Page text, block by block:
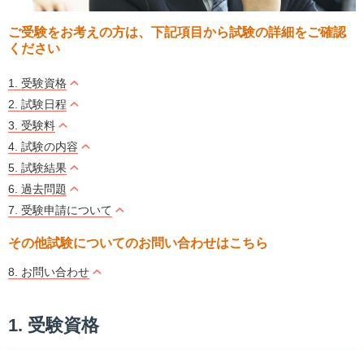
ご受験をお考えの方は、下記項目から試験の詳細をご確認
ください
1. 受験資格
2. 試験日程
3. 受験料
4. 試験の内容
5. 試験結果
6. 過去問題
7. 受験申請について
その他試験についてのお問い合わせはこちら
8. お問い合わせ
1. 受験資格